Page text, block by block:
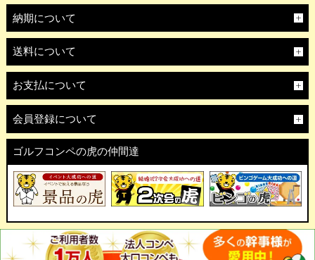
納期について
送料について
お支払について
会員登録について
ゴルフコンペの虎の仲間達